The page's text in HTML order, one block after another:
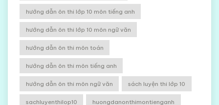
hướng dẫn ôn thi lớp 10 môn tiếng anh
hướng dẫn ôn thi lớp 10 môn ngữ văn
hướng dẫn ôn thi môn toán
hướng dẫn ôn thi môn tiếng anh
hướng dẫn ôn thi môn ngữ văn sách luyện thi lớp 10
sachluyenthilop10 huongdanonthimontienganh